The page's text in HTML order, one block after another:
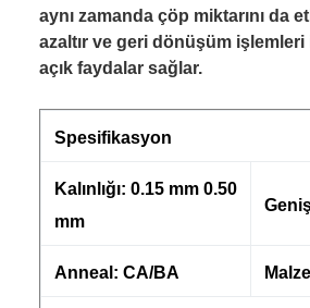
aynı zamanda çöp miktarını da
azaltır ve geri dönüşüm
açık faydalar sağlar.
Spesifikasyon
Kalınlığı: 0.15 mm 0.50
mm
Anneal: CA/BA